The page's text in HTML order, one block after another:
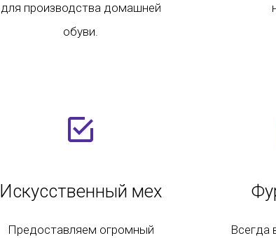
для производства домашней
обуви.
Искусственный мех
Предоставляем огромный
Всегда